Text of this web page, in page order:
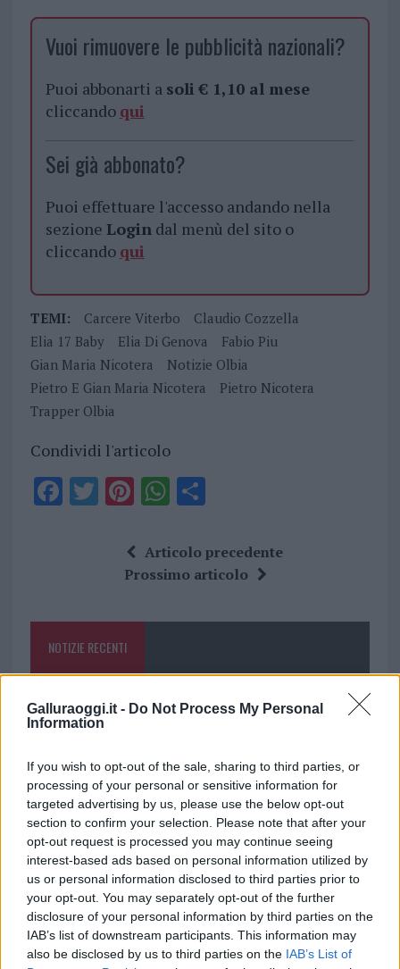
Galluraoggi.it - Do Not Process My Personal
Information
If you wish to opt-out of the sale, sharing to third parties, or
processing of your personal or sensitive information for
targeted advertising by us, please use the below opt-out
section to confirm your selection. Please note that after your
opt-out request is processed you may continue seeing
interest-based ads based on personal information utilized by
us or personal information disclosed to third parties prior to
your opt-out. You may separately opt-out of the further
disclosure of your personal information by third parties on the
IAB’s list of downstream participants. This information may
also be disclosed by us to third parties on the IAB’s List of
Vuoi rimuovere le pubblicità nazionali?
Puoi abbonarti a soli € 1,10 al mese
cliccando qui
Sei già abbonato?
Puoi effettuare l'accesso andando nella
sezione Logindal menù del sito o
cliccando qui
TEMI: Carcere Viterbo
Claudio Cozzella
Elia 17 Baby
Elia Di Genova
Fabio Piu
Gian Maria Nicotera
Notizie Olbia
Pietro E Gian Maria Nicotera
Pietro Nicotera
Trapper Olbia
Condividi l'articolo
F
o
k
T Pi
te
re
W
at
s
p
S
a
re
Articolo precedente
Prossimo articolo
NOTIZIE RECENTI
Incendi, a San Pasquale arriva il Campo Base:
l’inaugurazione
Andrea Mura conquista Palau: grande
partecipazione per il suo racconto
Calangianus, allarme sul centro accoglienza
minori, Albieri: “Episodi gravissimi”
Gallura, finti clienti svuotano le suite: furto da
50mila nel resort